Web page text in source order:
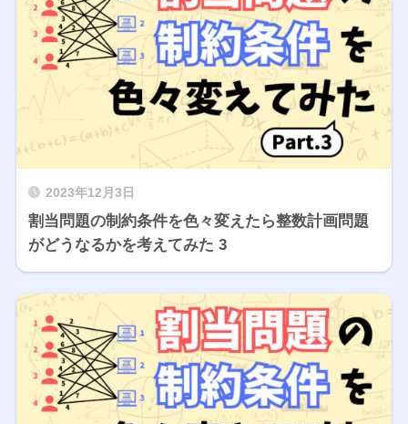
2023年12月3日
割当問題の制約条件を色々変えたら整数計画問題
がどうなるかを考えてみた 3